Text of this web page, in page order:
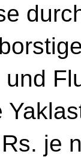
je